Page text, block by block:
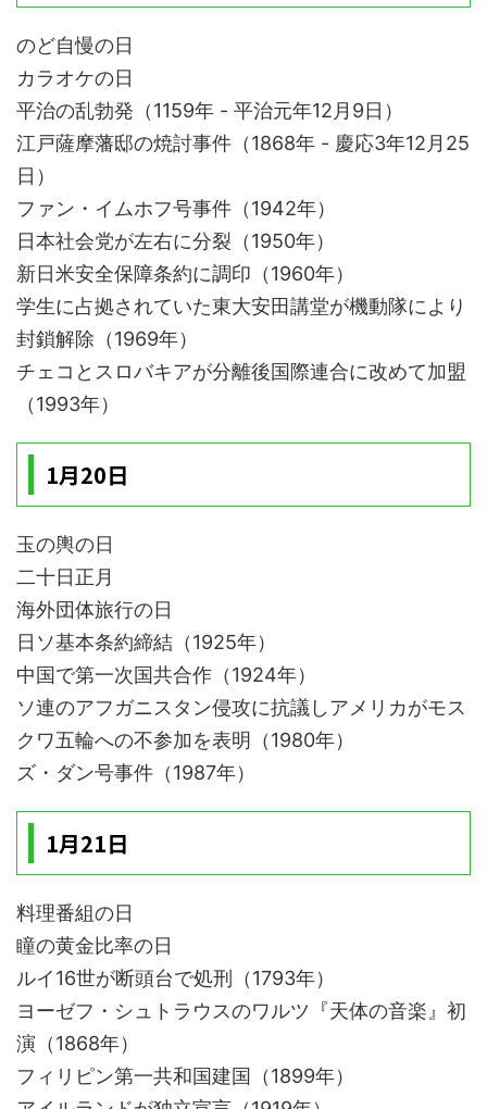
のど自慢の日
カラオケの日
平治の乱勃発（1159年 - 平治元年12月9日）
江戸薩摩藩邸の焼討事件（1868年 - 慶応3年12月25
日）
ファン・イムホフ号事件（1942年）
日本社会党が左右に分裂（1950年）
新日米安全保障条約に調印（1960年）
学生に占拠されていた東大安田講堂が機動隊により
封鎖解除（1969年）
チェコとスロバキアが分離後国際連合に改めて加盟
（1993年）
1月20日
玉の輿の日
二十日正月
海外団体旅行の日
日ソ基本条約締結（1925年）
中国で第一次国共合作（1924年）
ソ連のアフガニスタン侵攻に抗議しアメリカがモス
クワ五輪への不参加を表明（1980年）
ズ・ダン号事件（1987年）
1月21日
料理番組の日
瞳の黄金比率の日
ルイ16世が断頭台で処刑（1793年）
ヨーゼフ・シュトラウスのワルツ『天体の音楽』初
演（1868年）
フィリピン第一共和国建国（1899年）